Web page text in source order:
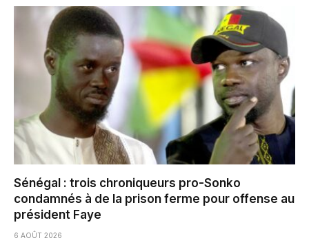
Sénégal : trois chroniqueurs pro-Sonko
condamnés à de la prison ferme pour offense au
président Faye
6 AOÛT 2026